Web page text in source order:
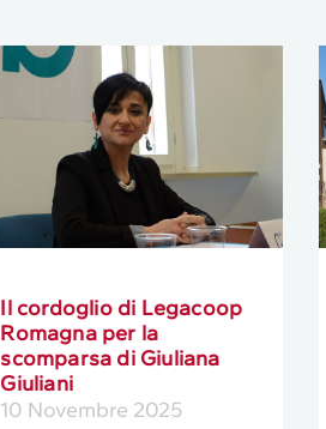
Il cordoglio di Legacoop
Romagna per la
scomparsa di Giuliana
Giuliani
10 Novembre 2025